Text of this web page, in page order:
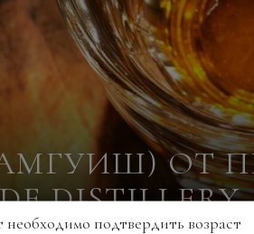
ОТ
DISTILLERY
необходимо подтвердить возраст